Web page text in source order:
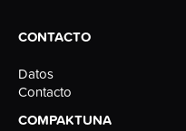
CONTACTO
Datos
Contacto
COMPAKTUNA